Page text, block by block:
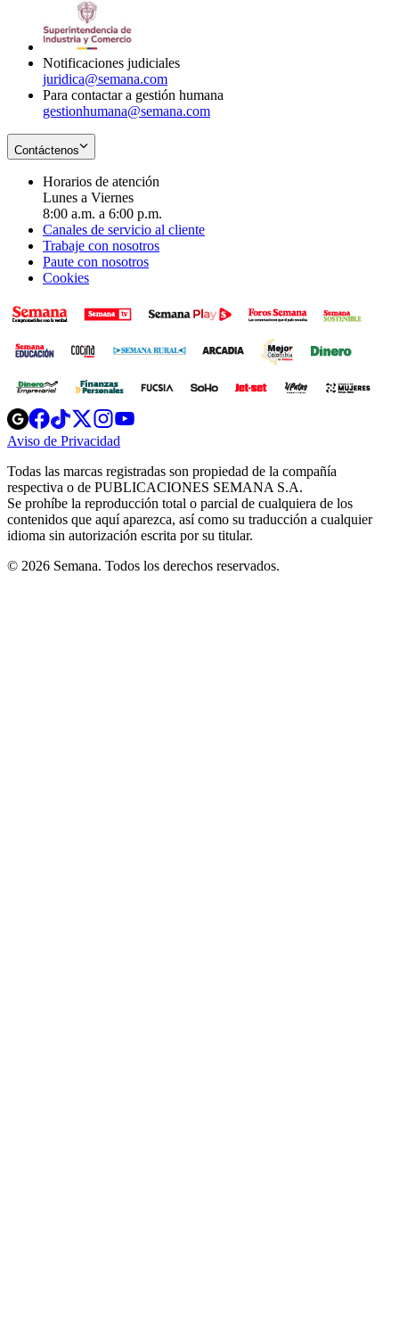
Notificaciones judiciales
juridica@semana.com
Para contactar a gestión humana
gestionhumana@semana.com
Contáctenos
Horarios de atención
Lunes a Viernes
8:00 a.m. a 6:00 p.m.
Canales de servicio al cliente
Trabaje con nosotros
Paute con nosotros
Cookies
Opens
in
new
Opens
in
new
Opens
in
new
window
Opens
new
windowwindow
Aviso de Privacidad
new
window
Todas las marcas registradas son propiedad de la compañía
respectiva o de PUBLICACIONES SEMANA S.A.
Se prohíbe la reproducción total o parcial de cualquiera de los
contenidos que aquí aparezca, así como su traducción a cualquier
idioma sin autorización escrita por su titular.
© 2026 Semana. Todos los derechos reservados.